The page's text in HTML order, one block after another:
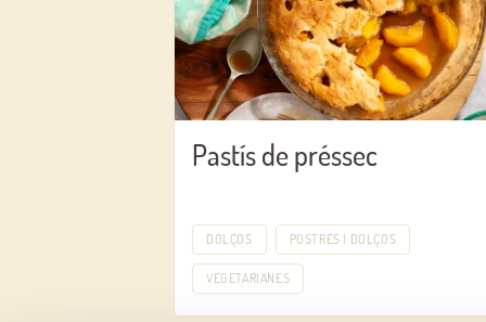
Pastís de préssec
DOLÇOS POSTRES I DOLÇOS
VEGETARIANES